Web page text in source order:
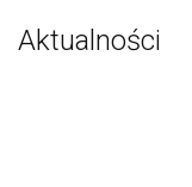
Aktualności